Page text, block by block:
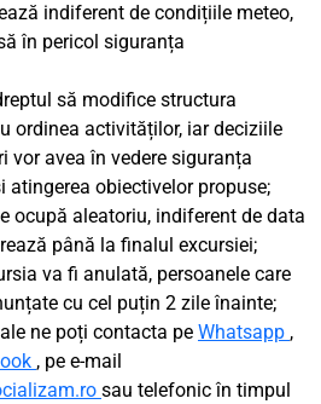
indiferent de condițiile meteo,
în pericol siguranța
să modifice structura
ordinea activităților, iar deciziile
vor avea în vedere siguranța
atingerea obiectivelor propuse;
ocupă aleatoriu, indiferent de data
până la finalul excursiei;
va fi anulată, persoanele care
cu cel puțin 2 zile înainte;
ne poți contacta pe Whatsapp ,
, pe e-mail
sau telefonic în timpul